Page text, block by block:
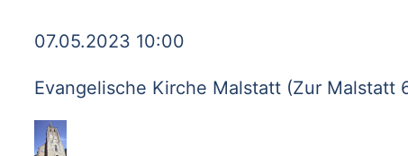
07.05.2023 10:00
Evangelische Kirche Malstatt (Zur Malstatt